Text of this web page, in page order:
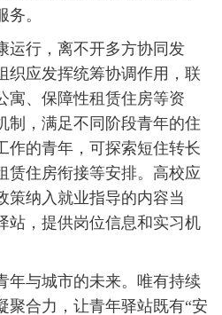
。
行，离不开多方协同发
织应发挥统筹协调作用，联
寓、保障性租赁住房等资
制，满足不同阶段青年的住
作的青年，可探索短住转长
赁住房衔接等安排。高校应
策纳入就业指导的内容当
站，提供岗位信息和实习机
与城市的未来。唯有持续
聚合力，让青年驿站既有“安